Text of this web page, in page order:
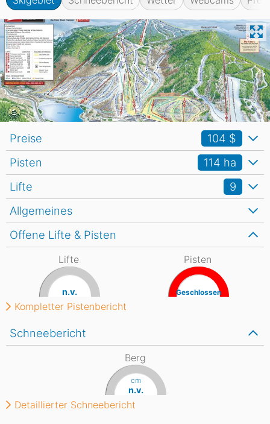
Allgemeines
Lifte 9
Pisten 114 ha
Schneebericht
Berg
cm
n.v.
Detaillierter Schneebericht
Offene Lifte & Pisten
Lifte
n.v.
Pisten
Geschlossen
Kompletter Pistenbericht
Preise 104 $